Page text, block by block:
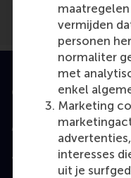
vermijden
personen
normaliter
met
enkel
Marketing
interesses
uit je
Geaccrediteerd
Top gerangschikt